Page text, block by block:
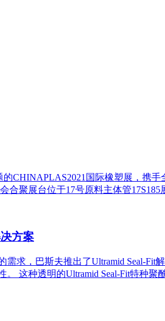
的CHINAPLAS2021国际橡塑展，
合聚展台位于17号原料主体管
方案
求，巴斯夫推出了Ultramid Seal-
这种透明的Ultramid Seal-Fit特种